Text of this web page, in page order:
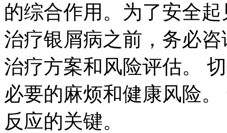
的综合作用。为了安全
治疗银屑病之前，务必
治疗方案和风险评估。
必要的麻烦和健康风险
反应的关键。